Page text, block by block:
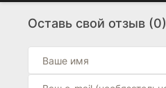
Оставь свой отзыв (0)